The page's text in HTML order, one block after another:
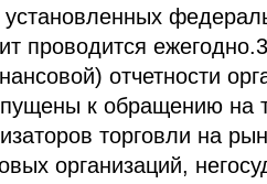
проводится
отчетности
к обращению на
торговли на
организаций,